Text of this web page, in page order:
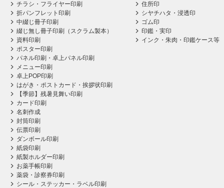
チラシ・フライヤー印刷
折パンフレット印刷
中綴じ冊子印刷
綴じ無し冊子印刷（スクラム製本）
資料印刷
ポスター印刷
パネル印刷・卓上パネル印刷
メニュー印刷
卓上POP印刷
はがき・ポストカード・挨拶状印刷
【季節】残暑見舞い印刷
カード印刷
名刺作成
封筒印刷
伝票印刷
ダンボール印刷
紙袋印刷
紙製ホルダー印刷
お薬手帳印刷
薬袋・診察券印刷
シール・ステッカー・ラベル印刷
住所印
シヤチハタ・浸透印
ゴム印
印鑑・実印
インク・朱肉・印鑑ケース等